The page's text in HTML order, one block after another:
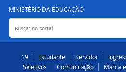
MINISTÉRIO DA EDUCAÇÃO
Buscar no portal
19
Estudante Servidor
Seletivos
Comunicação Marca